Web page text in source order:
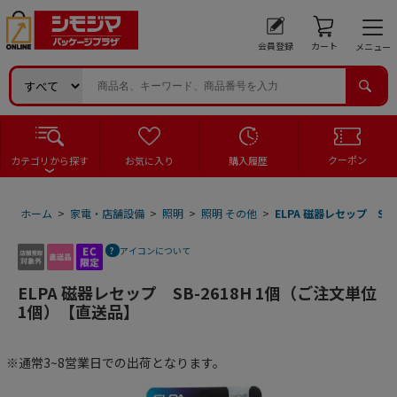
会員登録 カート メニュー
カテゴリから探す お気に入り 購入履歴 クーポン
ホーム > 家電・店舗設備 > 照明 > 照明 その他 > ELPA 磁器レセップ
アイコンについて
ELPA 磁器レセップ SB-2618H 1個（ご注文単位
1個）【直送品】
※通常3~8営業日での出荷となります。